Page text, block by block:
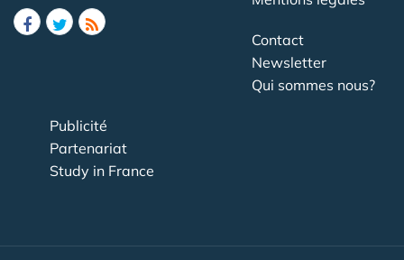
Contact
Newsletter
Qui sommes nous?
Publicité
Partenariat
Study in France